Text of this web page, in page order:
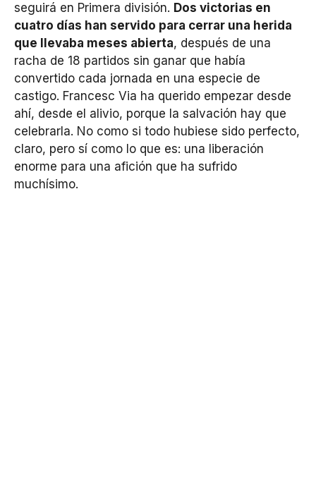
seguirá en Primera división. Dos victorias en
cuatro días han servido para cerrar una herida
que llevaba meses abierta, después de una
racha de 18 partidos sin ganar que había
convertido cada jornada en una especie de
castigo. Francesc Via ha querido empezar desde
ahí, desde el alivio, porque la salvación hay que
celebrarla. No como si todo hubiese sido perfecto,
claro, pero sí como lo que es: una liberación
enorme para una afición que ha sufrido
muchísimo.